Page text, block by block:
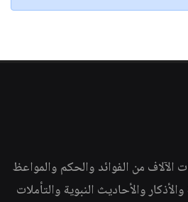
من الفوائد والحكم والمواعظ
والأحاديث النبوية والتأملات